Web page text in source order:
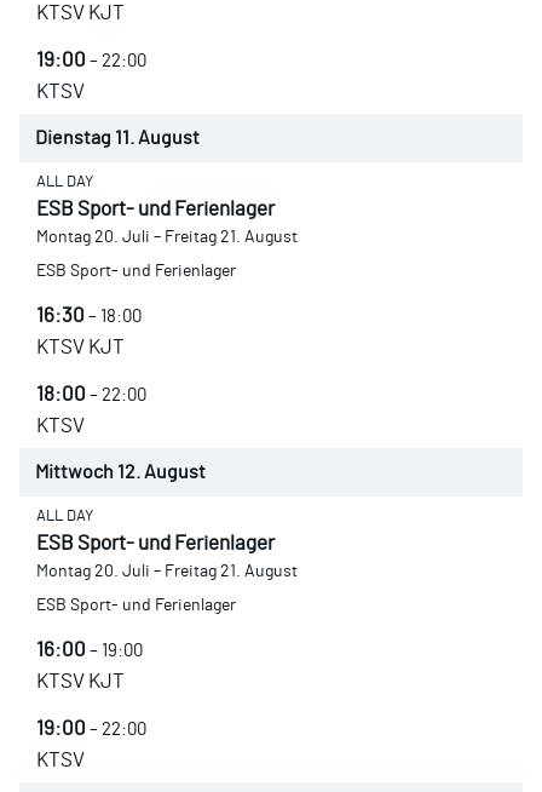
KTSV KJT
19:00 – 22:00
KTSV
Dienstag 11. August
ALL DAY
ESB Sport- und Ferienlager
Montag 20. Juli – Freitag 21. August
ESB Sport- und Ferienlager
16:30 – 18:00
KTSV KJT
18:00 – 22:00
KTSV
Mittwoch 12. August
ALL DAY
ESB Sport- und Ferienlager
Montag 20. Juli – Freitag 21. August
ESB Sport- und Ferienlager
16:00 – 19:00
KTSV KJT
19:00 – 22:00
KTSV